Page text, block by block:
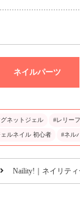
ネイルパーツ
ネットジェル #レリーフ
ルネイル 初心者 #ネル
Naility!｜ネイリティ